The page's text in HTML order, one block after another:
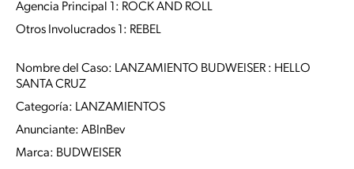
Agencia Principal 1: ROCK AND ROLL
Otros Involucrados 1: REBEL
Nombre del Caso: LANZAMIENTO BUDWEISER : HELLO
SANTA CRUZ
Categoría: LANZAMIENTOS
Anunciante: ABInBev
Marca: BUDWEISER